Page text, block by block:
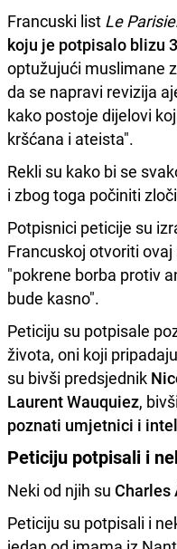
Francuski list Le
koju je potpisalo blizu
optužujući muslimane
da se napravi revizija
kako postoje dijelovi
kršćana i ateista".
Rekli su kako bi se
i zbog toga počiniti
Potpisnici peticije su
Francuskoj otvoriti
"pokrene borba protiv
bude kasno".
Peticiju su potpisale
života, oni koji
su bivši predsjednik
Laurent Wauquiez,
poznati umjetnici i
Peticiju potpisali i
Neki od njih su Charles
Peticiju su potpisali i